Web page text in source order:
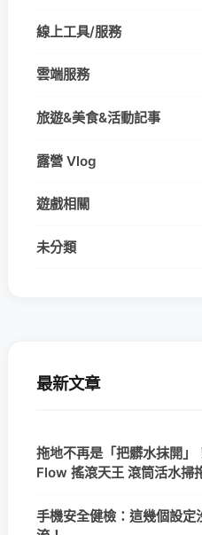
線上工具/服務
雲端服務
旅遊&美食&活動記事
露營 Vlog
遊戲相關
未分類
最新文章
拖地不再是「把髒水抹開
Flow 搖滾天王 滾筒活水掃
手機安全健檢：這幾個設定